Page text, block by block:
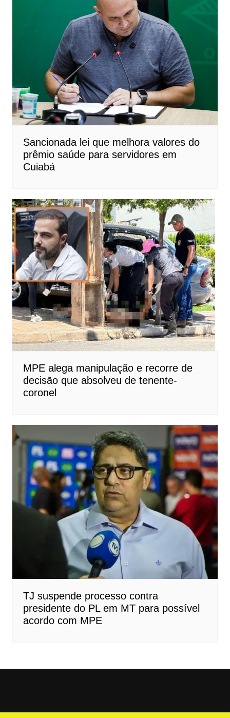
Sancionada lei que melhora valores do
prêmio saúde para servidores em
Cuiabá
MPE alega manipulação e recorre de
decisão que absolveu de tenente-
coronel
TJ suspende processo contra
presidente do PL em MT para possível
acordo com MPE